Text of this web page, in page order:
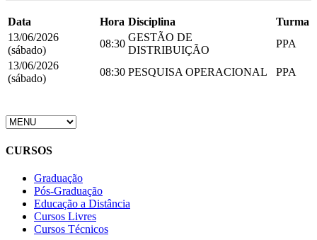
Data Hora Disciplina
Turma
13/06/2026
(sábado)
08:30
GESTÃO DE
DISTRIBUIÇÃO
PPA
13/06/2026
(sábado)
08:30 PESQUISA OPERACIONAL PPA
CURSOS
Graduação
Pós-Graduação
Educação a Distância
Cursos Livres
Cursos Técnicos